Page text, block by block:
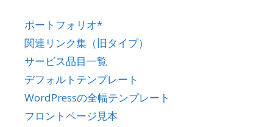
ポートフォリオ*
関連リンク集（旧タイプ）
サービス品目一覧
デフォルトテンプレート
WordPressの全幅テンプレート
フロントページ見本